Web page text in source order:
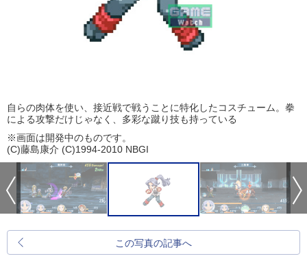
自らの肉体を使い、接近戦で戦うことに特化したコスチューム。拳
による攻撃だけじゃなく、多彩な蹴り技も持っている
※画面は開発中のものです。
(C)藤島康介 (C)1994-2010 NBGI
この写真の記事へ